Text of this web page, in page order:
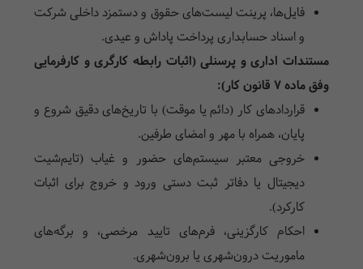
فایل‌ها، پرینت لیست‌های حقوق و دستمزد داخلی شرکت
و اسناد حسابداری پرداخت پاداش و عیدی.
مستندات اداری و پرسنلی (اثبات رابطه کارگری و کارفرمایی
وفق ماده ۷ قانون کار):
قراردادهای کار (دائم یا موقت) با تاریخ‌های دقیق شروع و
پایان، همراه با مهر و امضای طرفین.
خروجی معتبر سیستم‌های حضور و غیاب (تایم‌شیت
دیجیتال یا دفاتر ثبت دستی ورود و خروج برای اثبات
کارکرد).
احکام کارگزینی، فرم‌های تایید مرخصی، و برگه‌های
ماموریت درون‌شهری یا برون‌شهری.